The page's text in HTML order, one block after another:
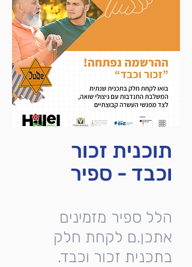
הלל ספיר מזמינים
אתכן.ם לקחת חלק
בתכנית זכור וכבד.
תוכנית זכור
וכבד - ספיר